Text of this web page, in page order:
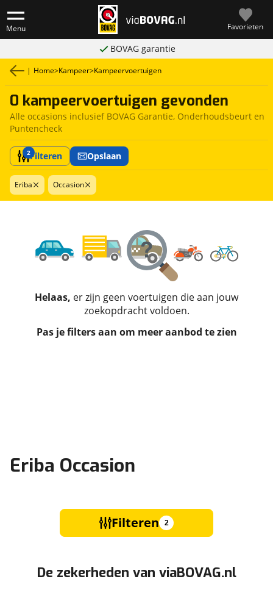
Menu Favorieten
BOVAG garantie
| Home>Kampeer>Kampeervoertuigen
0 kampeervoertuigen gevonden
Alle occasions inclusief BOVAG Garantie, Onderhoudsbeurt en
Puntencheck
2Filteren Opslaan
Eriba Occasion
Helaas, er zijn geen voertuigen die aan jouw
zoekopdracht voldoen.
Pas je filters aan om meer aanbod te zien
Eriba Occasion
Filteren 2
De zekerheden van viaBOVAG.nl